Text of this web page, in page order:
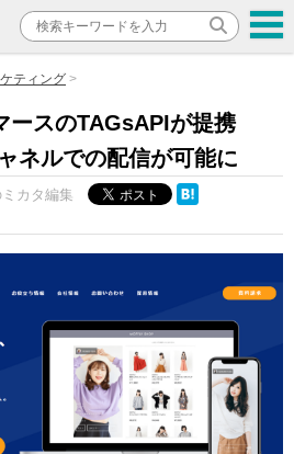
ティング
ースのTAGsAPIが提携
ネルでの配信が可能に
ミカタ編集